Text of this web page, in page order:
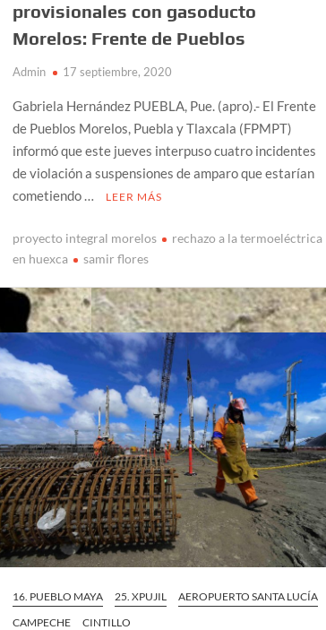
provisionales con gasoducto
Morelos: Frente de Pueblos
Admin 17 septiembre, 2020
Gabriela Hernández PUEBLA, Pue. (apro).- El Frente
de Pueblos Morelos, Puebla y Tlaxcala (FPMPT)
informó que este jueves interpuso cuatro incidentes
de violación a suspensiones de amparo que estarían
cometiendo …
LEER MÁS
proyecto integral morelos
rechazo a la termoeléctrica
en huexca
samir flores
16. PUEBLO MAYA 25. XPUJIL
AEROPUERTO SANTA LUCÍA
CAMPECHE
CINTILLO